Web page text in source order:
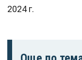
2024 г.